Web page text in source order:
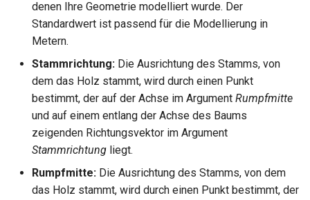
denen Ihre Geometrie modelliert wurde. Der
Standardwert ist passend für die Modellierung in
Metern.
Stammrichtung: Die Ausrichtung des Stamms, von
dem das Holz stammt, wird durch einen Punkt
bestimmt, der auf der Achse im Argument Rumpfmitte
und auf einem entlang der Achse des Baums
zeigenden Richtungsvektor im Argument
Stammrichtung liegt.
Rumpfmitte: Die Ausrichtung des Stamms, von dem
das Holz stammt, wird durch einen Punkt bestimmt, der